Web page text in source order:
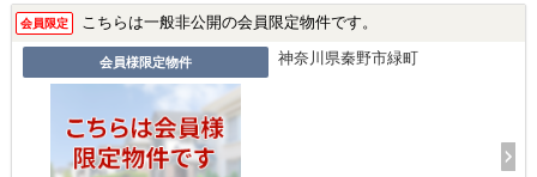
会員限定 こちらは一般非公開の会員限定物件です。
会員様限定物件 神奈川県秦野市緑町